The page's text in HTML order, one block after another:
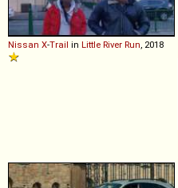
Nissan X-Trail in Little River Run , 2018